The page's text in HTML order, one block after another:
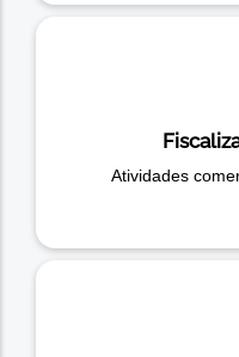
Atividades